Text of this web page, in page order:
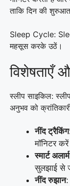
ताकि दिन की
Sleep Cycle:
महसूस करके उठें।
विशेषताएँ
स्लीप साइकिल:
अनुभव को
नींद ट्रैकिंग
मॉनिटर
स्मार्ट अलार्म
सुलझाई से
नींद रुझान: